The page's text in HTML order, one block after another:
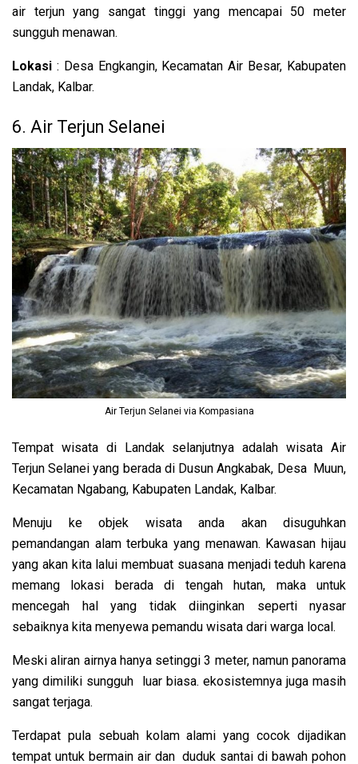
air terjun yang sangat tinggi yang mencapai 50 meter
sungguh menawan.
Lokasi : Desa Engkangin, Kecamatan Air Besar, Kabupaten
Landak, Kalbar.
6. Air Terjun Selanei
Air Terjun Selanei via Kompasiana
Tempat wisata di Landak selanjutnya adalah wisata Air
Terjun Selanei yang berada di Dusun Angkabak, Desa Muun,
Kecamatan Ngabang, Kabupaten Landak, Kalbar.
Menuju ke objek wisata anda akan disuguhkan
pemandangan alam terbuka yang menawan. Kawasan hijau
yang akan kita lalui membuat suasana menjadi teduh karena
memang lokasi berada di tengah hutan, maka untuk
mencegah hal yang tidak diinginkan seperti nyasar
sebaiknya kita menyewa pemandu wisata dari warga local.
Meski aliran airnya hanya setinggi 3 meter, namun panorama
yang dimiliki sungguh luar biasa. ekosistemnya juga masih
sangat terjaga.
Terdapat pula sebuah kolam alami yang cocok dijadikan
tempat untuk bermain air dan duduk santai di bawah pohon